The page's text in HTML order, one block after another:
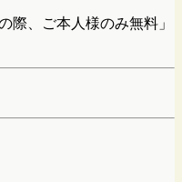
、ご本人様のみ無料」